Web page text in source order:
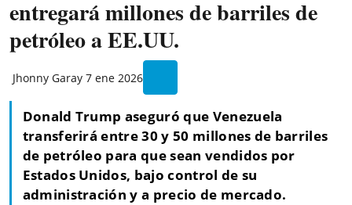
entregará millones de barriles de
petróleo a EE.UU.
Jhonny Garay 7 ene 2026
Donald Trump aseguró que Venezuela
transferirá entre 30 y 50 millones de barriles
de petróleo para que sean vendidos por
Estados Unidos, bajo control de su
administración y a precio de mercado.